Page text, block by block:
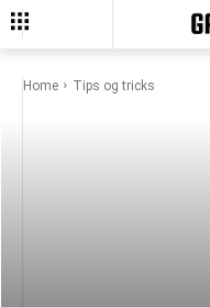
Home Tips og tricks